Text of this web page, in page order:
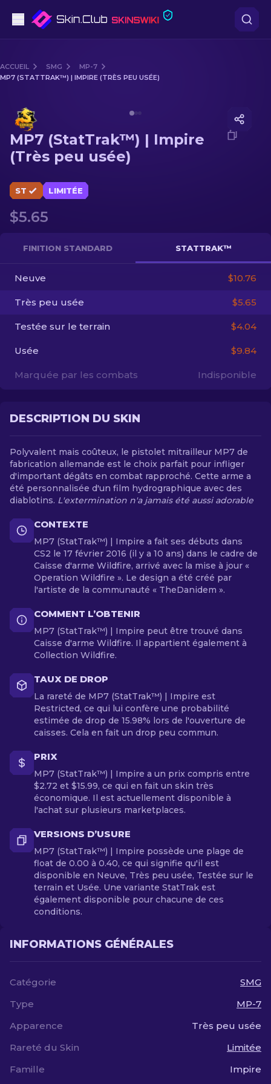
Milieu de gamme
Fusils de Précision
Gants
FR
ACCUEIL SMG
MP-7
MP7 (STATTRAK™) | IMPIRE (TRÈS PEU USÉE)
MP7 (StatTrak™) | Impire
(Très peu usée)
ST LIMITÉE
$5.65
FINITION STANDARD STATTRAK™
Neuve $10.76
Très peu usée $5.65
Testée sur le terrain $4.04
Usée $9.84
Marquée par les combats Indisponible
DESCRIPTION DU SKIN
Polyvalent mais coûteux, le pistolet mitrailleur MP7 de
fabrication allemande est le choix parfait pour infliger
d'important dégâts en combat rapproché. Cette arme a
été personnalisée d'un film hydrographique avec des
diablotins. L'extermination n'a jamais été aussi adorable
CONTEXTE
MP7 (StatTrak™) | Impire a fait ses débuts dans
CS2 le 17 février 2016 (il y a 10 ans) dans le cadre de
Caisse d'arme Wildfire, arrivé avec la mise à jour «
Operation Wildfire ». Le design a été créé par
l'artiste de la communauté « TheDanidem ».
COMMENT L’OBTENIR
MP7 (StatTrak™) | Impire peut être trouvé dans
Caisse d'arme Wildfire. Il appartient également à
Collection Wildfire.
TAUX DE DROP
La rareté de MP7 (StatTrak™) | Impire est
Restricted, ce qui lui confère une probabilité
estimée de drop de 15.98% lors de l'ouverture de
caisses. Cela en fait un drop peu commun.
PRIX
MP7 (StatTrak™) | Impire a un prix compris entre
$2.72 et $15.99, ce qui en fait un skin très
économique. Il est actuellement disponible à
l'achat sur plusieurs marketplaces.
VERSIONS D’USURE
MP7 (StatTrak™) | Impire possède une plage de
float de 0.00 à 0.40, ce qui signifie qu'il est
disponible en Neuve, Très peu usée, Testée sur le
terrain et Usée. Une variante StatTrak est
également disponible pour chacune de ces
conditions.
INFORMATIONS GÉNÉRALES
Catégorie
SMG
Type
MP-7
Apparence
Très peu usée
Rareté du Skin
Limitée
Famille
Impire